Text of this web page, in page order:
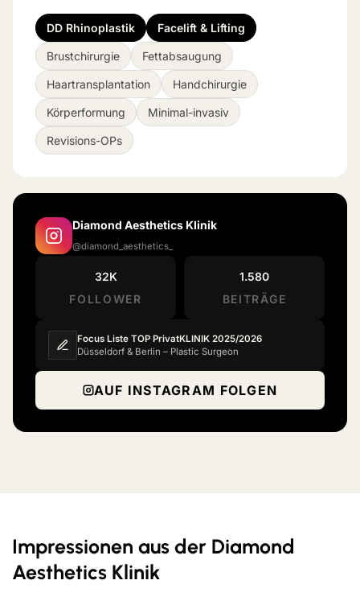
DD Rhinoplastik Facelift & Lifting
Brustchirurgie Fettabsaugung
Haartransplantation Handchirurgie
Körperformung Minimal-invasiv
Revisions-OPs
Diamond Aesthetics Klinik
@diamond_aesthetics_
32K
FOLLOWER
1.580
BEITRÄGE
Focus Liste TOP PrivatKLINIK 2025/2026
Düsseldorf & Berlin – Plastic Surgeon
AUF INSTAGRAM FOLGEN
Impressionen aus der Diamond
Aesthetics Klinik